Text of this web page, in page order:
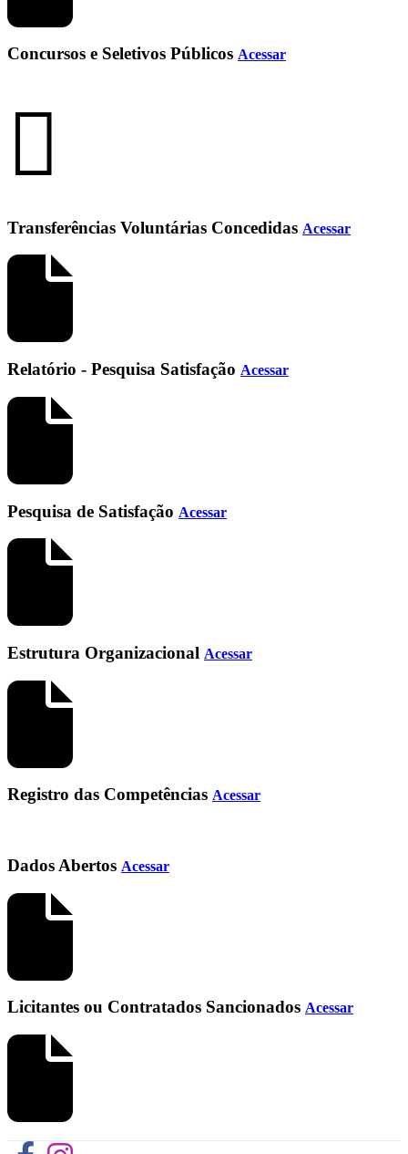
Concursos e Seletivos Públicos Acessar
Transferências Voluntárias Concedidas Acessar
Relatório - Pesquisa Satisfação Acessar
Pesquisa de Satisfação Acessar
Estrutura Organizacional Acessar
Registro das Competências Acessar
Dados Abertos Acessar
Licitantes ou Contratados Sancionados Acessar